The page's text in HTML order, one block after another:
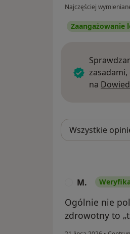
Najczęściej
Zaangażowanie
na
M.
Ogólnie nie
zdrowotny to